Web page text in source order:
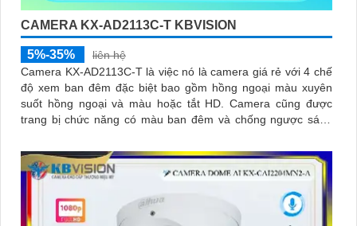
CAMERA KX-AD2113C-T KBVISION
5%-35%
liên hệ
Camera KX-AD2113C-T là việc nó là camera giá rẻ với 4 chế
độ xem ban đêm đặc biệt bao gồm hồng ngoại màu xuyên
suốt hồng ngoại và màu hoặc tắt HD. Camera cũng được
trang bị chức năng có màu ban đêm và chống ngược sáng